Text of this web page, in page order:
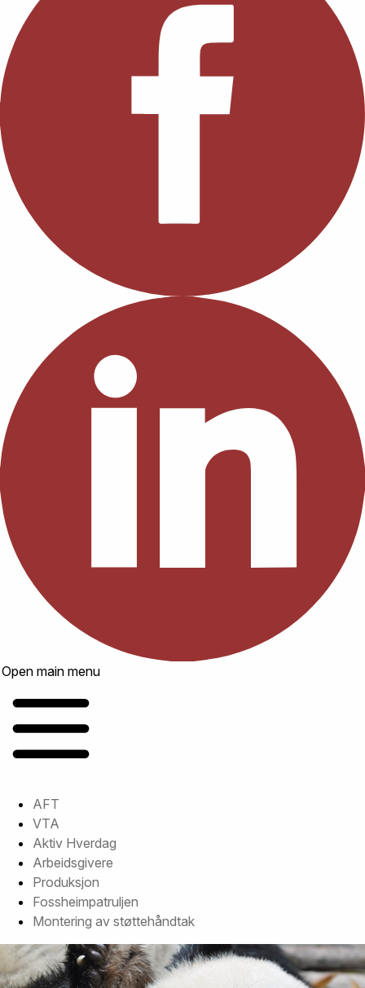
Open main menu
AFT
VTA
Aktiv Hverdag
Arbeidsgivere
Produksjon
Fossheimpatruljen
Montering av støttehåndtak